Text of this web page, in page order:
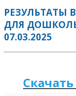
РЕЗУЛЬТАТЫ
ДЛЯ
07.03.2025